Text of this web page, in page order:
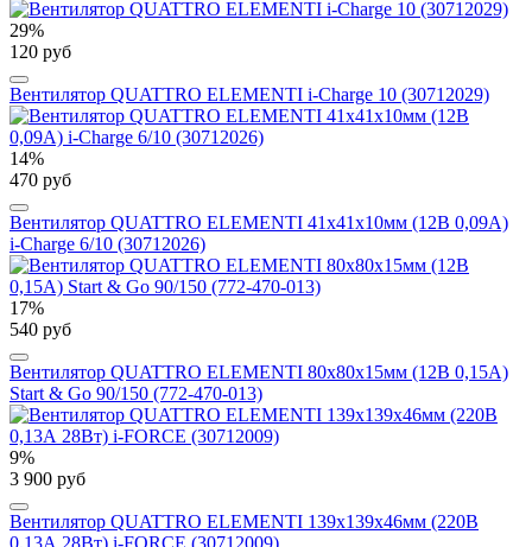
29%
120 руб
Вентилятор QUATTRO ELEMENTI i-Charge 10 (30712029)
14%
470 руб
Вентилятор QUATTRO ELEMENTI 41х41х10мм (12В 0,09А)
i-Charge 6/10 (30712026)
17%
540 руб
Вентилятор QUATTRO ELEMENTI 80х80х15мм (12В 0,15A)
Start & Go 90/150 (772-470-013)
9%
3 900 руб
Вентилятор QUATTRO ELEMENTI 139х139х46мм (220В
0,13А 28Вт) i-FORCE (30712009)